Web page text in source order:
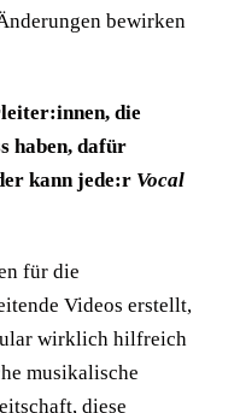
bewirken
die
haben, dafür
kann jede:r Vocal
für die
Videos erstellt,
wirklich hilfreich
musikalische
diese